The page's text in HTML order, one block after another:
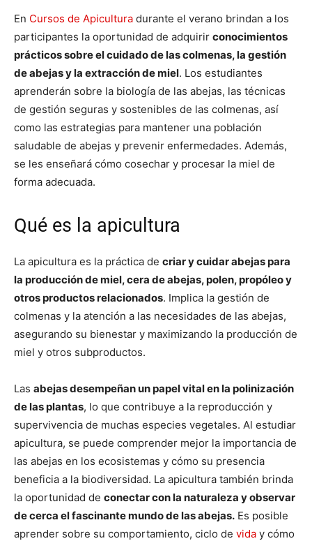
En Cursos de Apicultura durante el verano brindan a los
participantes la oportunidad de adquirir conocimientos
prácticos sobre el cuidado de las colmenas, la gestión
de abejas y la extracción de miel. Los estudiantes
aprenderán sobre la biología de las abejas, las técnicas
de gestión seguras y sostenibles de las colmenas, así
como las estrategias para mantener una población
saludable de abejas y prevenir enfermedades. Además,
se les enseñará cómo cosechar y procesar la miel de
forma adecuada.
Qué es la apicultura
La apicultura es la práctica de criar y cuidar abejas para
la producción de miel, cera de abejas, polen, propóleo y
otros productos relacionados. Implica la gestión de
colmenas y la atención a las necesidades de las abejas,
asegurando su bienestar y maximizando la producción de
miel y otros subproductos.
Las abejas desempeñan un papel vital en la polinización
de las plantas, lo que contribuye a la reproducción y
supervivencia de muchas especies vegetales. Al estudiar
apicultura, se puede comprender mejor la importancia de
las abejas en los ecosistemas y cómo su presencia
beneficia a la biodiversidad. La apicultura también brinda
la oportunidad de conectar con la naturaleza y observar
de cerca el fascinante mundo de las abejas. Es posible
aprender sobre su comportamiento, ciclo de vida y cómo